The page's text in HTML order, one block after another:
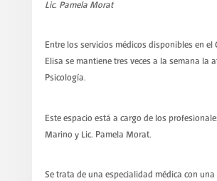
Lic. Pamela Morat
Entre los servicios médicos disponibles en el
Elisa se mantiene tres veces a la semana la
Psicología.
Este espacio está a cargo de los
Marino y Lic. Pamela Morat.
Se trata de una especialidad médica con una